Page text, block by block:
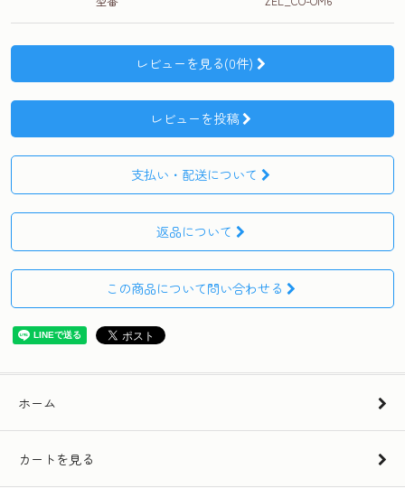
レビューを見る(0件)
レビューを投稿
支払い・配送について
返品について
この商品について問い合わせる
ホーム
カートを見る